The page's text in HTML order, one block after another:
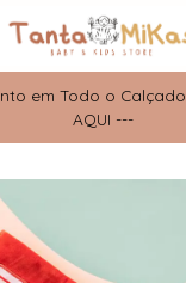
em Todo o
AQUI ---